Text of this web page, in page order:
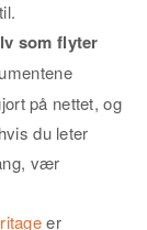
som flyter
på nettet, og
du leter
vær
er